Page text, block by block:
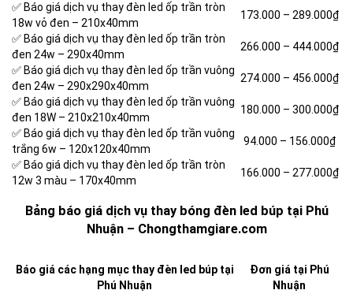
✅ Báo giá dịch vụ thay đèn led ốp trần tròn
18w vỏ đen – 210x40mm
173.000 – 289.000₫
✅ Báo giá dịch vụ thay đèn led ốp trần tròn
đen 24w – 290x40mm
266.000 – 444.000₫
✅ Báo giá dịch vụ thay đèn led ốp trần vuông
đen 24w – 290x290x40mm
274.000 – 456.000₫
✅ Báo giá dịch vụ thay đèn led ốp trần vuông
đen 18W – 210x210x40mm
180.000 – 300.000₫
✅ Báo giá dịch vụ thay đèn led ốp trần vuông
trắng 6w – 120x120x40mm
94.000 – 156.000₫
✅ Báo giá dịch vụ thay đèn led ốp trần tròn
12w 3 màu – 170x40mm
166.000 – 277.000₫
Bảng báo giá dịch vụ thay bóng đèn led búp tại Phú
Nhuận – Chongthamgiare.com
Báo giá các hạng mục thay đèn led búp tại
Phú Nhuận
Đơn giá tại Phú
Nhuận